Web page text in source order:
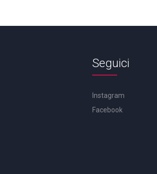
Seguici
Instagram
Facebook